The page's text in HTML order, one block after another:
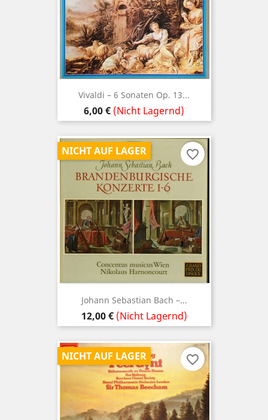
Vivaldi – 6 Sonaten Op. 13...
Preis
6,00 € (Nicht Lagernd)
Johann Sebastian Bach –...
Preis
12,00 € (Nicht Lagernd)
NICHT AUF LAGER favorite_border
NICHT AUF LAGER favorite_border